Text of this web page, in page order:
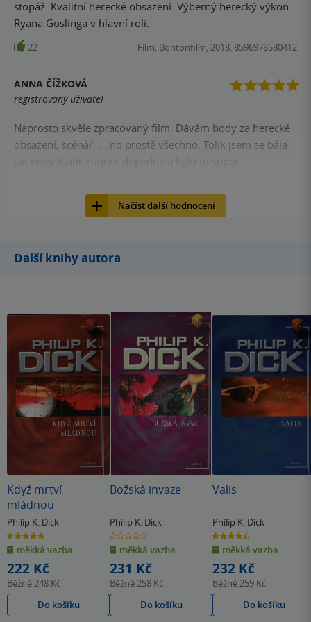
stopáž. Kvalitní herecké obsazení. Výberný herecký výkon
Ryana Goslinga v hlavní roli.
22 Film, Bontonfilm, 2018, 8596978580412
ANNA ČÍŽKOVÁ
registrovaný uživatel
Naprosto skvěle zpracovaný film. Dávám body za herecké
obsazení, scénář, ... no prostě všechno. Tolik jsem se bála
jak nový Blade runner dopadne a bylo to super.
Načíst další hodnocení
Další knihy autora
Když mrtví
mládnou
Philip K. Dick
4.7
z
5
hvězdiček
měkká vazba
222 Kč
Běžně248 Kč
Do košíku
Božská invaze
Philip K. Dick
0.0
z
5
hvězdiček
měkká vazba
231 Kč
Běžně258 Kč
Do košíku
Valis
Philip K. Dick
4.5
z
5
hvězdiček
měkká vazba
232 Kč
Běžně259 Kč
Do košíku